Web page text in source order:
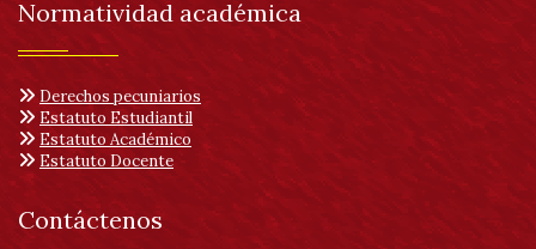
Normatividad académica
Derechos pecuniarios
Estatuto Estudiantil
Estatuto Académico
Estatuto Docente
Contáctenos